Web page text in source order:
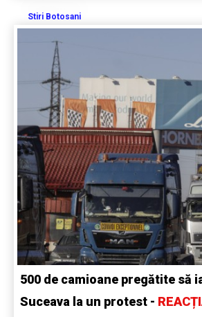
Stiri Botosani
500 de camioane pregătite să
Suceava la un protest -